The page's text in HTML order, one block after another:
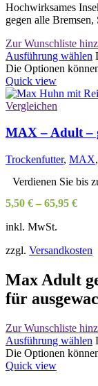
Hochwirksames
gegen alle
Zur Wunschliste
Ausführung wählen
Die Optionen
Quick view
Vergleichen
MAX – Adult –
Trockenfutter, MAX,
Verdienen Sie bis
5,50 € – 65,95 €
inkl. MwSt.
zzgl. Versandkosten
Max Adult
für
Zur Wunschliste
Ausführung wählen
Die Optionen
Quick view